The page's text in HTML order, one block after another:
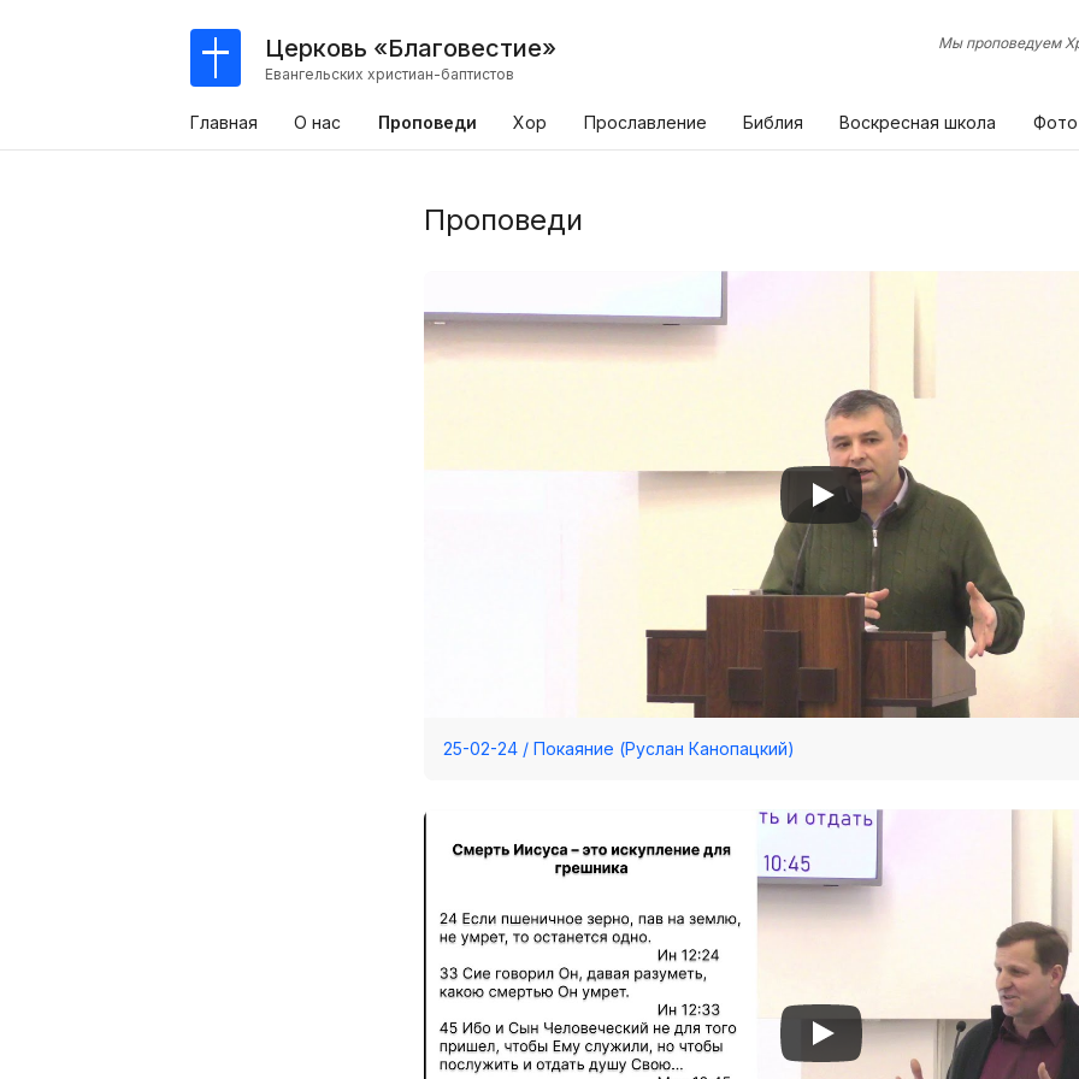
Церковь «Благовестие»
Евангельских христиан-баптистов
Мы проповедуем
Главная О нас Проповеди Хор Прославление Библия Воскресная школа Фото
Проповеди
25-02-24 / Покаяние (Руслан Канопацкий)